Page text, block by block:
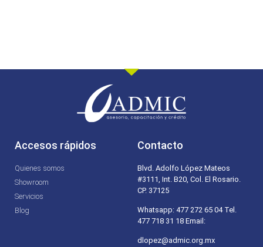
Accesos rápidos
Quienes somos
Showroom
Servicios
Blog
Contacto
Blvd. Adolfo López Mateos
#3111, Int. B20, Col. El Rosario.
CP. 37125
Whatsapp: 477 272 65 04 Tel.
477 718 31 18 Email:
dlopez@admic.org.mx